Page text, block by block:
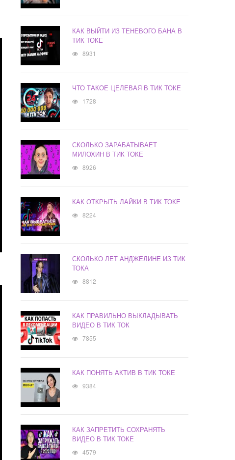
КАК ВЫЙТИ ИЗ ТЕНЕВОГО БАНА В
ТИК ТОКЕ
8931
ЧТО ТАКОЕ ЦЕЛЕВАЯ В ТИК ТОКЕ
1728
СКОЛЬКО ЗАРАБАТЫВАЕТ
МИЛОХИН В ТИК ТОКЕ
8926
КАК ОТКРЫТЬ ЛАЙКИ В ТИК ТОКЕ
8224
СКОЛЬКО ЛЕТ АНДЖЕЛИНЕ ИЗ ТИК
ТОКА
8812
КАК ПРАВИЛЬНО ВЫКЛАДЫВАТЬ
ВИДЕО В ТИК ТОК
7855
КАК ПОНЯТЬ АКТИВ В ТИК ТОКЕ
9384
КАК ЗАПРЕТИТЬ СОХРАНЯТЬ
ВИДЕО В ТИК ТОКЕ
4579